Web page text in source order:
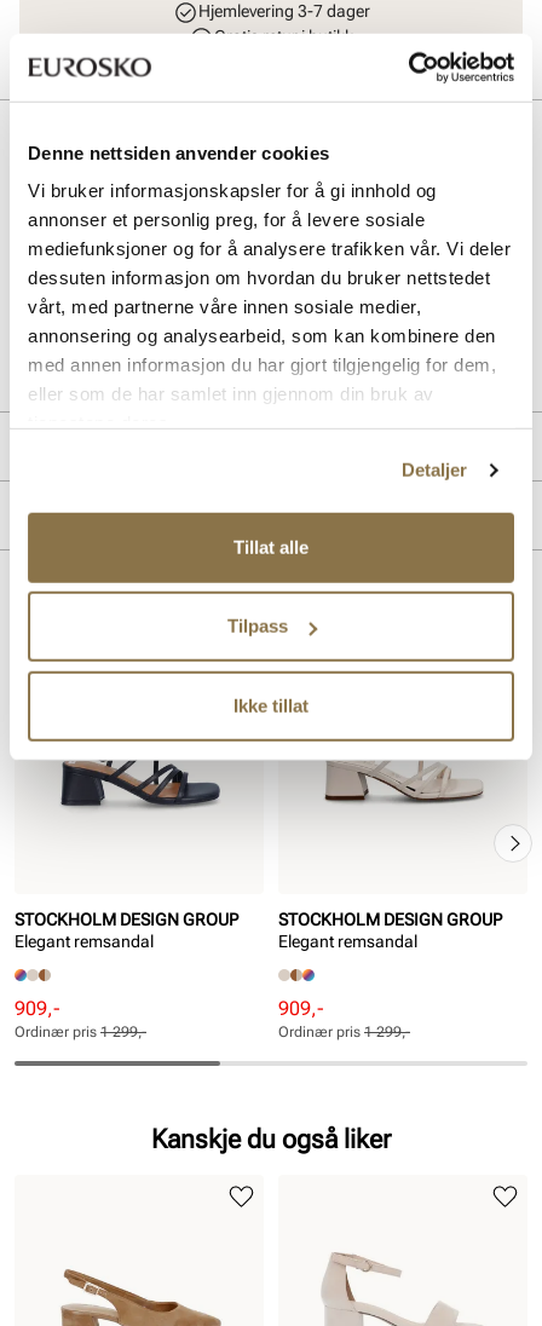
Denne nettsiden anvender cookies
Vi bruker informasjonskapsler for å gi innhold og
annonser et personlig preg, for å levere sosiale
mediefunksjoner og for å analysere trafikken vår. Vi deler
dessuten informasjon om hvordan du bruker nettstedet
vårt, med partnerne våre innen sosiale medier,
annonsering og analysearbeid, som kan kombinere den
med annen informasjon du har gjort tilgjengelig for dem,
eller som de har samlet inn gjennom din bruk av
Detaljer
Tillat alle
Tilpass
Ikke tillat
Hjemlevering 3-7 dager
Gratis retur i butikk
Tamaris sandalett i sort tekstil med elegante kryssremmer og
justerbar ankelrem. Blokkhælen og åpne tå gir et moderne uttrykk,
mens TouchIt memoryfoam i dekksålen sikrer optimal komfort
gjennom hele dagen. Perfekt for stilbevisste kvinner som ønsker
både eleganse og komfort.
Art. nr41143470
Lev. art. nr1-28204-42
Såle:Syntet
Merke
STOCKHOLM DESIGN GROUP
Elegant remsandal
Rabattert
pris
Pris
909,-
Ordinær
pris
Pris
Ordinær pris 1 299,-
SALG
STOCKHOLM DESIGN GROUP
Elegant remsandal
Rabattert
pris
Pris
909,-
Ordinær
pris
Pris
Ordinær pris 1 299,-
SALG
Kanskje du også liker